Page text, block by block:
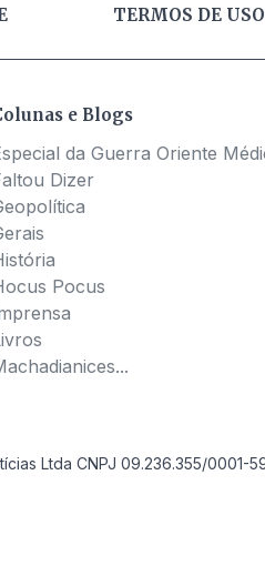
TERMOS DE USO
e Blogs
da Guerra Oriente
Dizer
Pocus
Ltda CNPJ 09.236.355/0001-